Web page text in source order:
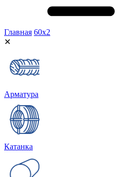
Главная 60х2
✕
Арматура
Катанка